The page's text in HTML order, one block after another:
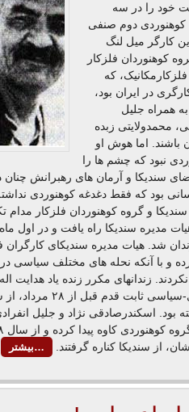
خود را در سه
کوهنوردی دوم صنفی
کارگر میل لنگ
کوهنوردان فلزکار
که
در ایران بود،
همراه جلیل
محمدولایتی زبده
باشند. اما هوش او
نبود که چشم ها را
سندیکا و آرمان های رهبرانش چنان
بود که فقط دغدغه کوهنوردی
و گروه کوهنوردان فلزکار
جمع هیات مدیره سندیکا راه یافت و در
روانه ٦ ماه زندان شد. هیات مدیره سندیکای
و با آنکه نحله های مختلف سیاسی
زندانهای مکرر زنده یاد
حضور عناصر
بود. اسکندرصادقی نژاد و جلیل
از سندیکا کناره گرفتند. …بیشتر